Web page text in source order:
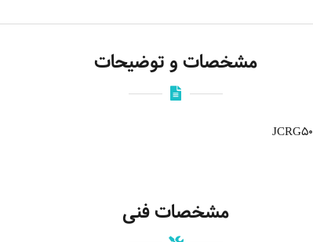
مشخصات و توضیحات
مشخصات فنی